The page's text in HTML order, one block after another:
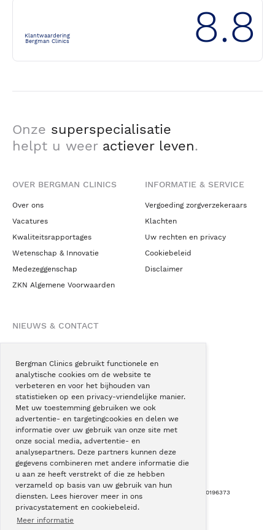
Bergman Clinics gebruikt functionele en
analytische cookies om de website te
verbeteren en voor het bijhouden van
statistieken op een privacy-vriendelijke manier.
Met uw toestemming gebruiken we ook
advertentie- en targetingcookies en delen we
informatie over uw gebruik van onze site met
onze social media, advertentie- en
analysepartners. Deze partners kunnen deze
gegevens combineren met andere informatie die
u aan ze heeft verstrekt of die ze hebben
verzameld op basis van uw gebruik van hun
diensten. Lees hierover meer in ons
privacystatement en cookiebeleid.
Meer informatie
Klantwaardering
Bergman Clinics
8.8
Onze superspecialisatie
helpt u weer actiever leven.
OVER BERGMAN CLINICS
Over ons
Vacatures
Kwaliteitsrapportages
Wetenschap & Innovatie
Medezeggenschap
ZKN Algemene Voorwaarden
INFORMATIE & SERVICE
Vergoeding zorgverzekeraars
Klachten
Uw rechten en privacy
Cookiebeleid
Disclaimer
NIEUWS & CONTACT
Blogs
Podcast
Pressroom
Instagram
Facebook
LinkedIn
Copyright © Bergman Clinics 2026 KVK nummer: 30196373